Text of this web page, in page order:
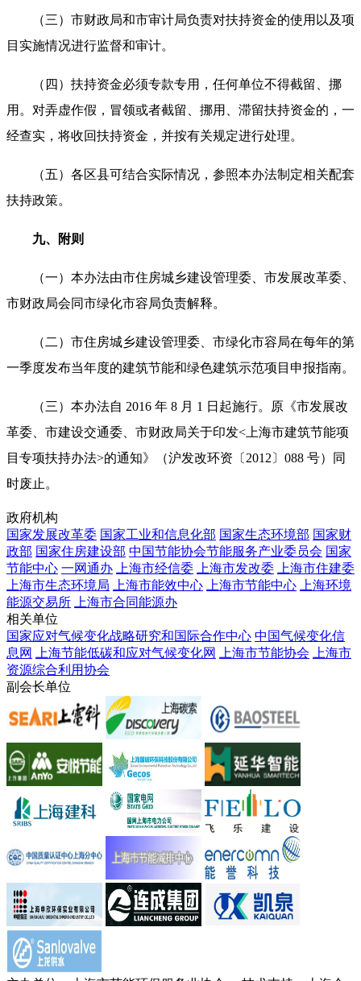
（三）市财政局和市审计局负责对扶持资金的使用以及项
目实施情况进行监督和审计。
（四）扶持资金必须专款专用，任何单位不得截留、挪
用。对弄虚作假，冒领或者截留、挪用、滞留扶持资金的，一
经查实，将收回扶持资金，并按有关规定进行处理。
（五）各区县可结合实际情况，参照本办法制定相关配套
扶持政策。
九、附则
（一）本办法由市住房城乡建设管理委、市发展改革委、
市财政局会同市绿化市容局负责解释。
（二）市住房城乡建设管理委、市绿化市容局在每年的第
一季度发布当年度的建筑节能和绿色建筑示范项目申报指南。
（三）本办法自 2016 年 8 月 1 日起施行。原《市发展改
革委、市建设交通委、市财政局关于印发<上海市建筑节能项
目专项扶持办法>的通知》（沪发改环资〔2012〕088 号）同
时废止。
政府机构
国家发展改革委 国家工业和信息化部 国家生态环境部 国家财
政部 国家住房建设部 中国节能协会节能服务产业委员会 国家
节能中心 一网通办 上海市经信委 上海市发改委
上海市住建委
上海市生态环境局
上海市能效中心 上海市节能中心
上海环境
能源交易所
上海市合同能源办
相关单位
国家应对气候变化战略研究和国际合作中心 中国气候变化信
息网
上海节能低碳和应对气候变化网 上海市节能协会
上海市
资源综合利用协会
副会长单位